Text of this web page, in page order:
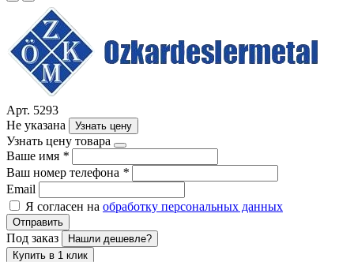
Арт. 5293
Не указана
Узнать цену
Узнать цену товара
Ваше имя *
Ваш номер телефона *
Email
Я согласен на обработку персональных данных
Отправить
Под заказ
Нашли дешевле?
Купить в 1 клик